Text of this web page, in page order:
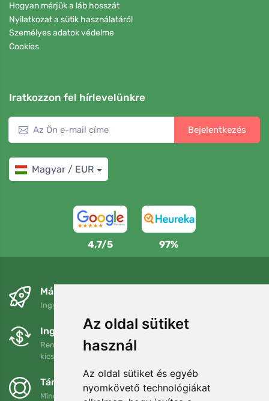
Az oldal sütiket
használ
Az oldal sütiket és egyéb
nyomkövető technológiákat
Hogyan mérjük a láb hosszát
Nyilatkozat a sütik használatáról
Személyes adatok védelme
Cookies
Iratkozzon fel hírlevelünkre
Bejelentkezés
Magyar / EUR
4,7/5 97%
Másnapra és ingyenesen
Ingyenes szállítás a következő összeg felett: 80 EUR
Ingyenes csere és visszaküldés
Rendelését 90 napon belül bármikor visszaküldheti vagy
kicserélheti.
Támogatjuk a Trees.org-ot
Minden megrendelésért ültetünk egy fát! Bővebben